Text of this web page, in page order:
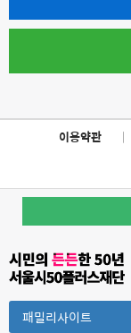
이용약관 |
패밀리사이트Toggle